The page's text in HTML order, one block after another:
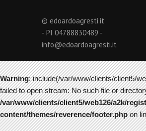
© edoardoagresti.it
- PI 04788830489 -
info@edoardoagresti.it
Warning: include(/var/www/clients/client5/
failed to open stream: No such file or
/var/www/clients/client5/web126/a2k/
content/themes/reverence/footer.phpon